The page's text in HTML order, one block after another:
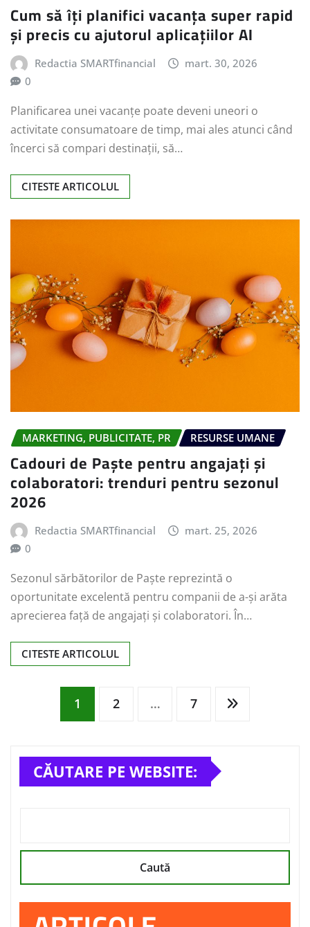
Cum să îți planifici vacanța super rapid
și precis cu ajutorul aplicațiilor AI
Redactia SMARTfinancial
mart. 30, 2026
0
Planificarea unei vacanțe poate deveni uneori o
activitate consumatoare de timp, mai ales atunci când
încerci să compari destinații, să…
CITESTE ARTICOLUL
MARKETING, PUBLICITATE, PR RESURSE UMANE
Cadouri de Paște pentru angajați și
colaboratori: trenduri pentru sezonul
2026
Redactia SMARTfinancial
mart. 25, 2026
0
Sezonul sărbătorilor de Paște reprezintă o
oportunitate excelentă pentru companii de a-și arăta
aprecierea față de angajați și colaboratori. În…
CITESTE ARTICOLUL
Paginație
articole
1 2 … 7
CĂUTARE PE WEBSITE:
Caută